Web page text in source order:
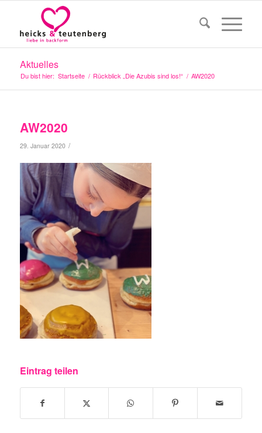
Aktuelles
Du bist hier: Startseite / Rückblick „Die Azubis sind los!“ / AW2020
AW2020
29. Januar 2020 /
Eintrag teilen